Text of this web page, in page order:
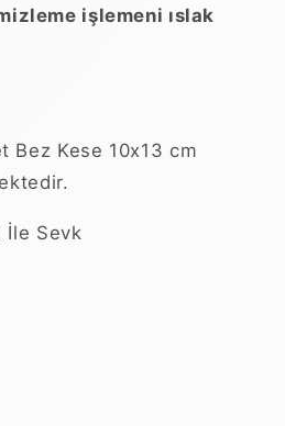
işlemeni ıslak
Bez Kese 10x13 cm
İle Sevk